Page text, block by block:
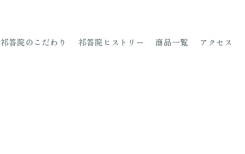
祁答院の こだわり 祁答院 ヒストリー 商品一覧 アクセス